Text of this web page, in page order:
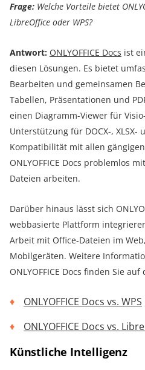
Frage: Welche Vorteile bietet
LibreOffice oder WPS?
Antwort: ONLYOFFICE Docs ist
diesen Lösungen. Es bietet
Bearbeiten und gemeinsamen
Tabellen, Präsentationen und
einen Diagramm-Viewer für
Unterstützung für DOCX-, XLSX-
Kompatibilität mit allen
ONLYOFFICE Docs problemlos
Dateien arbeiten.
Darüber hinaus lässt sich
webbasierte Plattform
Arbeit mit Office-Dateien im
Mobilgeräten. Weitere
ONLYOFFICE Docs finden Sie
ONLYOFFICE Docs vs. WPS
ONLYOFFICE Docs vs.
Künstliche Intelligenz